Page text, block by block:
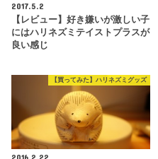
2017.5.2
【レビュー】好き嫌いが激しい子
にはハリネズミテイストプラスが
良い感じ
【買ってみた】ハリネズミグッズ
2016.2.22